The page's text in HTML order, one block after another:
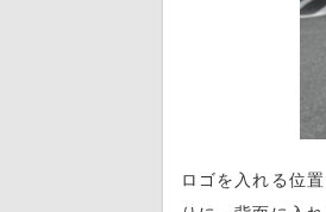
ロゴを入れる位